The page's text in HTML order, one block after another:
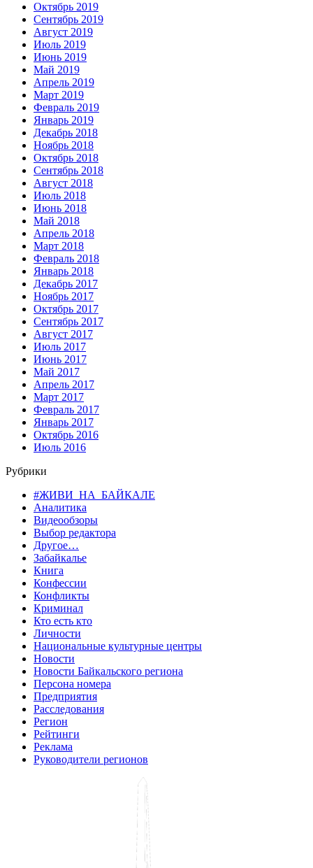
Октябрь 2019
Сентябрь 2019
Август 2019
Июль 2019
Июнь 2019
Май 2019
Апрель 2019
Март 2019
Февраль 2019
Январь 2019
Декабрь 2018
Ноябрь 2018
Октябрь 2018
Сентябрь 2018
Август 2018
Июль 2018
Июнь 2018
Май 2018
Апрель 2018
Март 2018
Февраль 2018
Январь 2018
Декабрь 2017
Ноябрь 2017
Октябрь 2017
Сентябрь 2017
Август 2017
Июль 2017
Июнь 2017
Май 2017
Апрель 2017
Март 2017
Февраль 2017
Январь 2017
Октябрь 2016
Июль 2016
Рубрики
#ЖИВИ_НА_БАЙКАЛЕ
Аналитика
Видеообзоры
Выбор редактора
Другое…
Забайкалье
Книга
Конфессии
Конфликты
Криминал
Кто есть кто
Личности
Национальные культурные центры
Новости
Новости Байкальского региона
Персона номера
Предприятия
Расследования
Регион
Рейтинги
Реклама
Руководители регионов